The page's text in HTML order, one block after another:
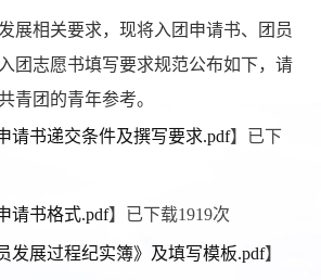
展相关要求，现将入团申请书、团员
团志愿书填写要求规范公布如下，请
青团的青年参考。
请书递交条件及撰写要求.pdf】已下
请书格式.pdf】已下载1919次
发展过程纪实簿》及填写模板.pdf】